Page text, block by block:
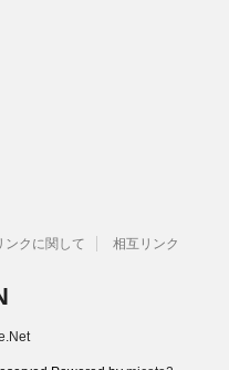
ンクに関して 相互リンク